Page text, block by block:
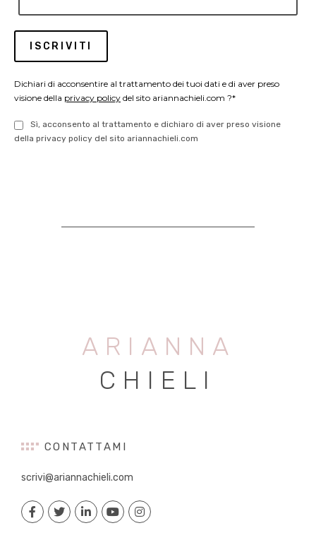
Dichiari di acconsentire al trattamento dei tuoi dati e di aver preso
visione della privacy policy del sito ariannachieli.com ?*
Sì, acconsento al trattamento e dichiaro di aver preso visione
della privacy policy del sito ariannachieli.com
ARIANNA
CHIELI
CONTATTAMI
scrivi@ariannachieli.com